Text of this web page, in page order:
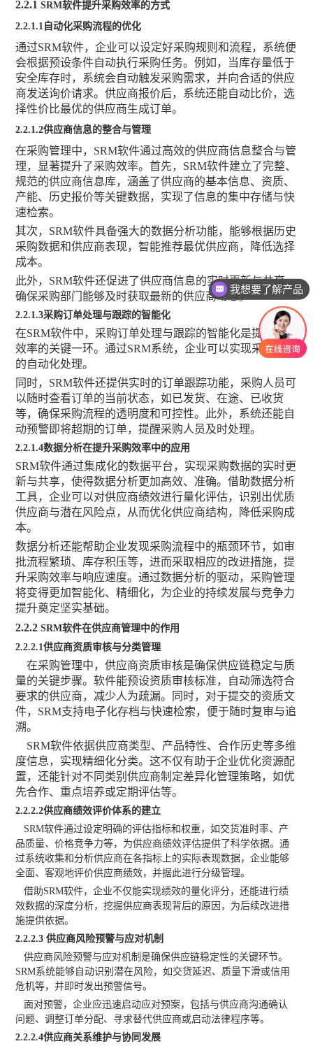
2.2.1 SRM软件提升采购效率的方式
2.2.1.1自动化采购流程的优化
通过SRM软件，企业可以设定好采购规则和流程，系统便
会根据预设条件自动执行采购任务。例如，当库存量低于
安全库存时，系统会自动触发采购需求，并向合适的供应
商发送询价请求。供应商报价后，系统还能自动比价，选
择性价比最优的供应商生成订单。
2.2.1.2供应商信息的整合与管理
在采购管理中， SRM软件通过高效的供应商信息整合与管
理，显著提升了采购效率。首先，SRM软件建立了完整、
规范的供应商信息库，涵盖了供应商的基本信息、资质、
产能、历史报价等关键数据，实现了信息的集中存储与快
速检索。
其次， SRM软件具备强大的数据分析功能，能够根据历史
采购数据和供应商表现，智能推荐最优供应商，降低选择
成本。
此外， SRM软件还促进了供应商信息的实时更新与共享，
确保采购部门能够及时获取最新的供应商动态。
2.2.1.3采购订单处理与跟踪的智能化
在SRM软件中，采购订单处理与跟踪的智能化是提升采购
效率的关键一环。通过SRM系统，企业可以实现采购订单
的自动化处理。
同时， SRM软件还提供实时的订单跟踪功能，采购人员可
以随时查看订单的当前状态，如已发货、在途、已收货
等，确保采购流程的透明度和可控性。此外，系统还能自
动预警即将超期的订单，提醒采购人员及时处理。
2.2.1.4数据分析在提升采购效率中的应用
SRM软件通过集成化的数据平台，实现采购数据的实时更
新与共享，使得数据分析更加高效、准确。借助数据分析
工具，企业可以对供应商绩效进行量化评估，识别出优质
供应商与潜在风险点，从而优化供应商结构，降低采购成
本。
数据分析还能帮助企业发现采购流程中的瓶颈环节，如审
批流程繁琐、库存积压等，进而采取相应的改进措施，提
升采购效率与响应速度。通过数据分析的驱动，采购管理
将变得更加智能化、精细化，为企业的持续发展与竞争力
提升奠定坚实基础。
2.2.2 SRM软件在供应商管理中的作用
2.2.2.1供应商资质审核与分类管理
在采购管理中，供应商资质审核是确保供应链稳定与质
量的关键步骤。软件能预设资质审核标准，自动筛选符合
要求的供应商，减少人为疏漏。同时，对于提交的资质文
件， SRM支持电子化存档与快速检索，便于随时复审与追
溯。
SRM软件依据供应商类型、产品特性、合作历史等多维
度信息，实现精细化分类。这不仅有助于企业优化资源配
置，还能针对不同类别供应商制定差异化管理策略，如优
先合作、重点培养或定期评估等。
2.2.2.2供应商绩效评价体系的建立
SRM软件通过设定明确的评估指标和权重，如交货准时率、产
品质量、价格竞争力等，为供应商绩效评估提供了科学依据。通
过系统收集和分析供应商在各指标上的实际表现数据，企业能够
全面、客观地评价供应商绩效，并据此进行分级管理。
借助SRM软件，企业不仅能实现绩效的量化评分，还能进行绩
效数据的深度分析，挖掘供应商表现背后的原因，为后续改进措
施提供依据。
2.2.2.3 供应商风险预警与应对机制
供应商风险预警与应对机制是确保供应链稳定性的关键环节。
SRM系统能够自动识别潜在风险，如交货延迟、质量下滑或信用
危机等，并即时发出预警信号。
面对预警，企业应迅速启动应对预案，包括与供应商沟通确认
问题、调整订单分配、寻求替代供应商或启动法律程序等。
2.2.2.4供应商关系维护与协同发展
我想要了解产品